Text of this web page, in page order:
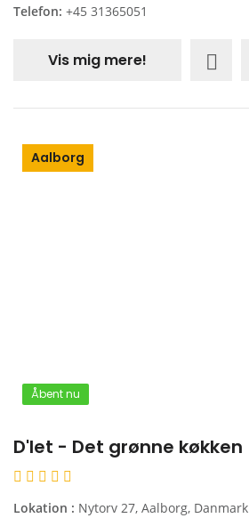
Telefon: +45 31365051
Vis mig mere!
Aalborg
Åbent nu
D'let - Det grønne køkken
Lokation : Nytorv 27, Aalborg, Danmark